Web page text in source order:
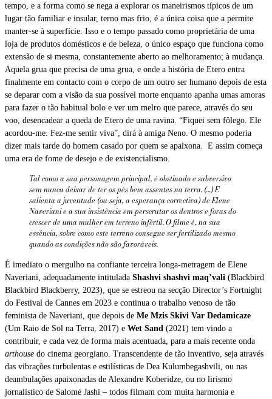
tempo, e a forma como se nega a explorar os maneirismos típicos de um
lugar tão familiar e insular, terno mas frio, é a única coisa que a permite
manter-se à superfície. Isso e o tempo passado como proprietária de uma
loja de produtos domésticos e de beleza, o único espaço que funciona como
extensão de si mesma, constantemente aberto ao melhoramento; à mudança.
Aquela grua que precisa de uma grua, e onde a história de Etero entra
finalmente em contacto com o corpo de um outro ser humano depois de esta
se deparar com a visão da sua possível morte enquanto apanha umas amoras
para fazer o tão habitual bolo e ver um melro que parece, através do seu
voo, desencadear a queda de Etero de uma ravina. “Fiquei sem fôlego. Ele
acordou-me. Fez-me sentir viva”, dirá à amiga Neno. O mesmo poderia
dizer mais tarde do homem casado por quem se apaixona. E assim começa
uma era de fome de desejo e de existencialismo.
Tal como a sua personagem principal, é obstinado e subversivo
sem nunca deixar de ter os pés bem assentes na terra. (…) E
salienta a juventude (ou seja, a esperança correctiva) de Elene
Naveriani e a sua insistência em perscrutar os dentros e foras do
crescer de uma mulher em terreno infértil. O filme é, na sua
essência, sobre como este terreno consegue ser fertilizado mesmo
quando as condições não são favoráveis.
É imediato o mergulho na confiante terceira longa-metragem de Elene
Naveriani, adequadamente intitulada Shashvi shashvi maq’vali (Blackbird
Blackbird Blackberry, 2023), que se estreou na secção Director’s Fortnight
do Festival de Cannes em 2023 e continua o trabalho venoso de tão
feminista de Naveriani, que depois de Me Mzis Skivi Var Dedamicaze
(Um Raio de Sol na Terra, 2017) e Wet Sand (2021) tem vindo a
contribuir, e cada vez de forma mais acentuada, para a mais recente onda
arthouse do cinema georgiano. Transcendente de tão inventivo, seja através
das vibrações turbulentas e estilísticas de Dea Kulumbegashvili, ou nas
deambulações apaixonadas de Alexandre Koberidze, ou no lirismo
jornalístico de Salomé Jashi – todos filmam com muita harmonia e